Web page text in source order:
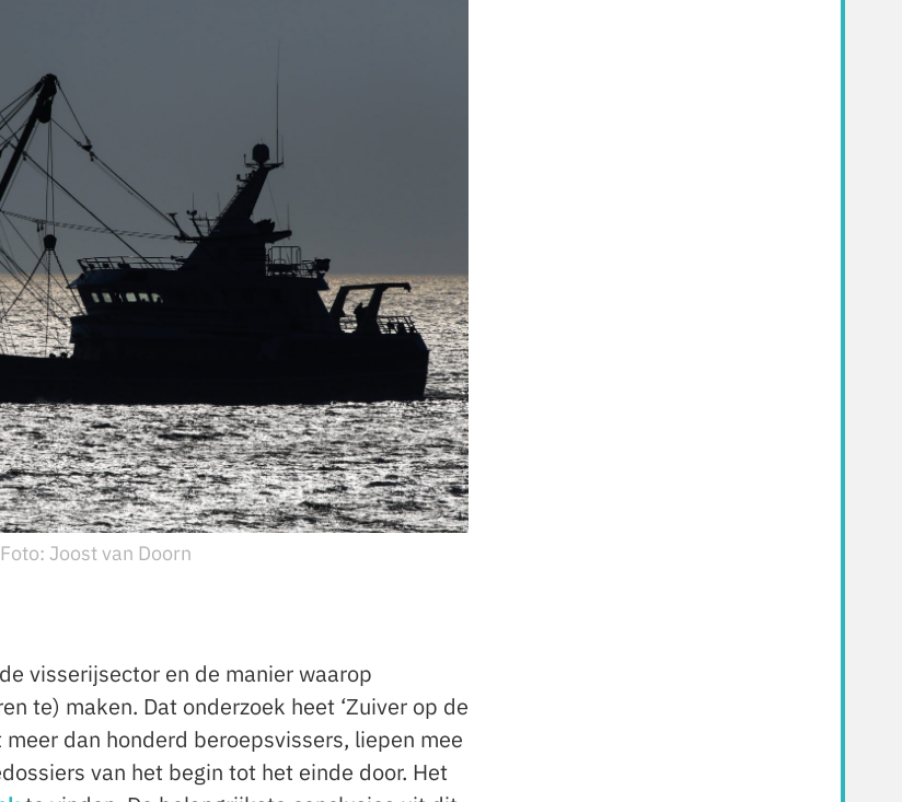
Joost van Doorn
visserijsector en de manier waarop
te) maken. Dat onderzoek heet ‘Zuiver op de
dan honderd beroepsvissers, liepen mee
van het begin tot het einde door. Het